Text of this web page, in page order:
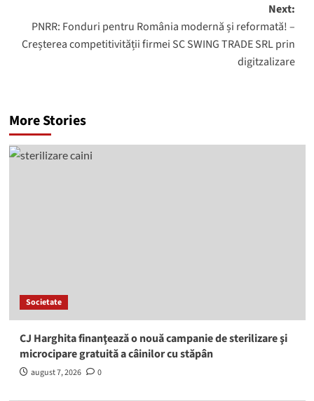
Next:
PNRR: Fonduri pentru România modernă și reformată! –
Creșterea competitivității firmei SC SWING TRADE SRL prin
digitzalizare
More Stories
Societate
CJ Harghita finanţează o nouă campanie de sterilizare şi
microcipare gratuită a câinilor cu stăpân
august 7, 2026 0